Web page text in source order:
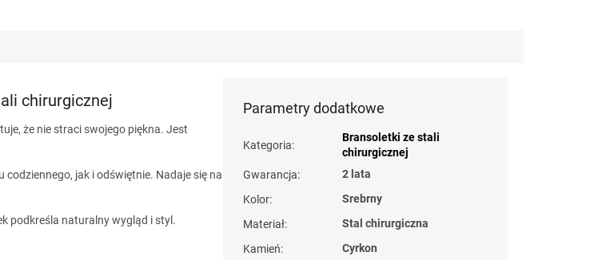
chirurgicznej
że nie straci swojego piękna. Jest
jak i odświętnie. Nadaje się na
podkreśla naturalny wygląd i styl.
Parametry dodatkowe
Kategoria:
Bransoletki ze stali
chirurgicznej
Gwarancja:
2 lata
Kolor:
Srebrny
Materiał:
Stal chirurgiczna
Kamień:
Cyrkon